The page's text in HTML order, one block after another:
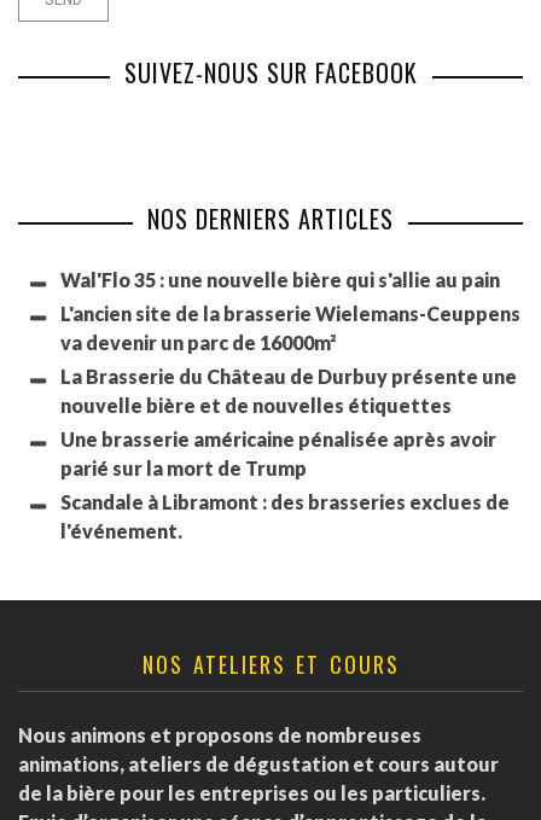
SUIVEZ-NOUS SUR FACEBOOK
NOS DERNIERS ARTICLES
Wal'Flo 35 : une nouvelle bière qui s'allie au pain
L'ancien site de la brasserie Wielemans-Ceuppens
va devenir un parc de 16000m²
La Brasserie du Château de Durbuy présente une
nouvelle bière et de nouvelles étiquettes
Une brasserie américaine pénalisée après avoir
parié sur la mort de Trump
Scandale à Libramont : des brasseries exclues de
l'événement.
NOS ATELIERS ET COURS
Nous animons et proposons de nombreuses
animations, ateliers de dégustation et cours autour
de la bière pour les entreprises ou les particuliers.